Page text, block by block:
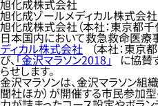
旭化成株式会社
旭化成ゾールメディカル株式会社
旭化成株式会社（本社：東京都
日本国内において救急救命医療
ディカル株式会社 （本社：東京
び、「金沢マラソン2018」 に協賛
らせします。
金沢マラソンは、金沢マラソン組
聞社ほか）が開催する市民参加